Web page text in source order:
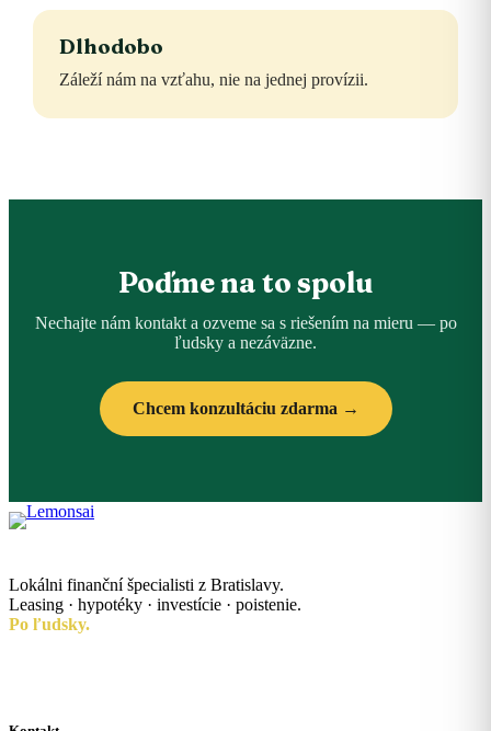
Dlhodobo
Záleží nám na vzťahu, nie na jednej provízii.
Poďme na to spolu
Nechajte nám kontakt a ozveme sa s riešením na mieru — po
ľudsky a nezáväzne.
Chcem konzultáciu zdarma →
Lokálni finanční špecialisti z Bratislavy.
Leasing · hypotéky · investície · poistenie.
Po ľudsky.